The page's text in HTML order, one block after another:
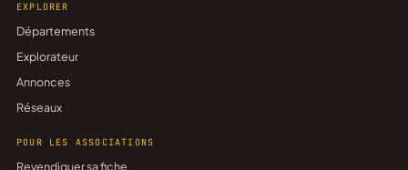
EXPLORER
Départements
Explorateur
Annonces
Réseaux
POUR LES ASSOCIATIONS
Revendiquer sa fiche